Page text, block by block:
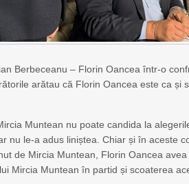
Berbeceanu – Florin Oancea într-o
arătau că Florin Oancea este ca și
Muntean nu poate candida la
nu le-a adus liniștea. Chiar și în aceste
de Mircia Muntean, Florin Oancea
Mircia Muntean în partid și scoaterea